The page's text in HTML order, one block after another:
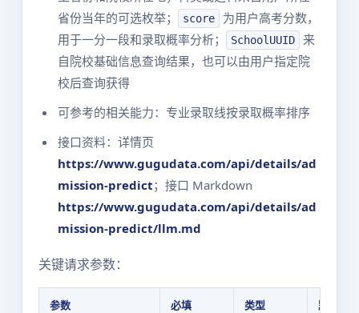
省份当年的可选枚举；
score
为用户高考分数，
用于一分一段和录取概率分析；
SchoolUUID
来
自院校基础信息查询结果，也可以由用户指定院
校后查询获得
可参考的相关能力：专业录取线按录取概率排序
接口资料：详情页
https://www.gugudata.com/api/details/ad
mission-predict；接口 Markdown
https://www.gugudata.com/api/details/ad
mission-predict/llm.md
关键请求参数：
参数 必填 类型 默认值